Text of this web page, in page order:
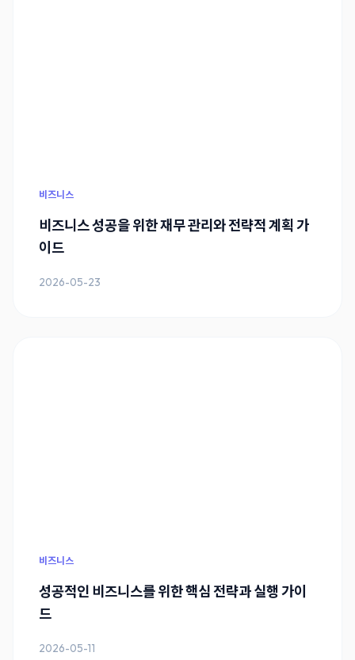
비즈니스
비즈니스 성공을 위한 재무 관리와 전략적 계획 가
이드
2026-05-23
비즈니스
성공적인 비즈니스를 위한 핵심 전략과 실행 가이
드
2026-05-11